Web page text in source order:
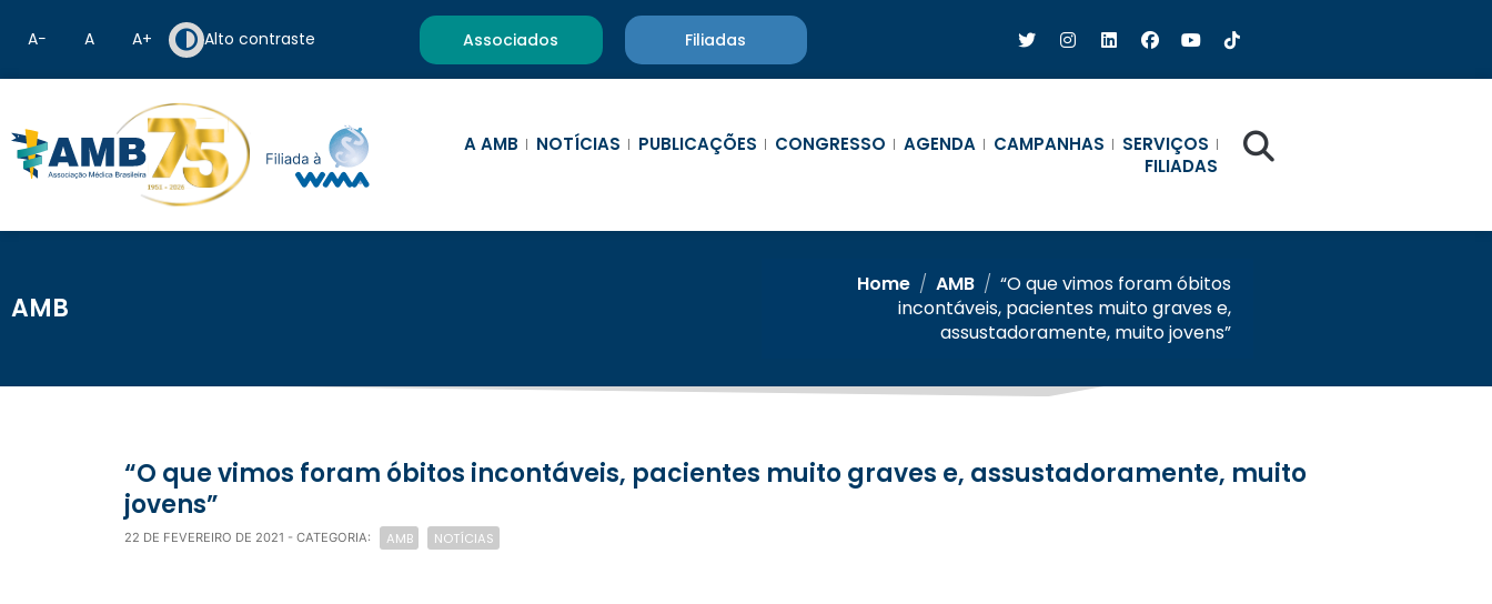
A− A A+ Alto contraste Associados Filiadas
A AMB NOTÍCIAS PUBLICAÇÕES CONGRESSO AGENDA CAMPANHAS
SERVIÇOS
FILIADAS
AMB
Home / AMB / “O que vimos foram óbitos
incontáveis, pacientes muito graves e,
assustadoramente, muito jovens”
“O que vimos foram óbitos incontáveis, pacientes muito graves e, assustadoramente, muito
jovens”
22 DE FEVEREIRO DE 2021 - CATEGORIA: AMB NOTÍCIAS